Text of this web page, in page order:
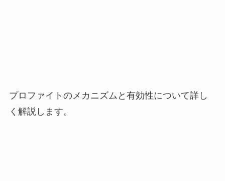
プロファイトのメカニズムと有効性について詳し
く解説します。